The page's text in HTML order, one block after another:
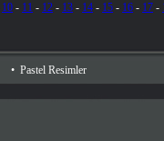
10 - 11 - 12 - 13 - 14 - 15 - 16 - 17 -
• Pastel Resimler